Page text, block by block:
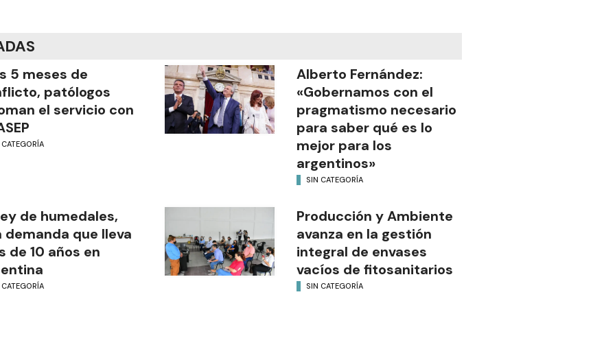
5 meses de
patólogos
el servicio con
Alberto Fernández:
«Gobernamos con el
pragmatismo necesario
para saber qué es lo
mejor para los
argentinos»
SIN CATEGORÍA
de humedales,
demanda que lleva
de 10 años en
Producción y Ambiente
avanza en la gestión
integral de envases
vacíos de fitosanitarios
SIN CATEGORÍA